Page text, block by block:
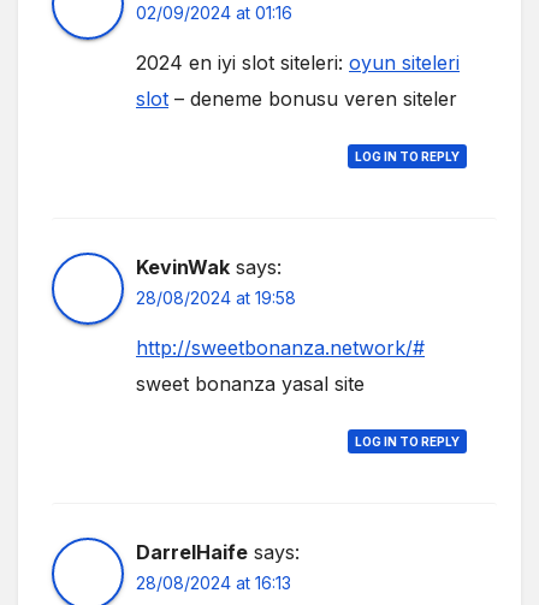
02/09/2024 at 01:16
2024 en iyi slot siteleri: oyun siteleri
slot – deneme bonusu veren siteler
LOG IN TO REPLY
KevinWak says:
28/08/2024 at 19:58
http://sweetbonanza.network/#
sweet bonanza yasal site
LOG IN TO REPLY
DarrelHaife says:
28/08/2024 at 16:13